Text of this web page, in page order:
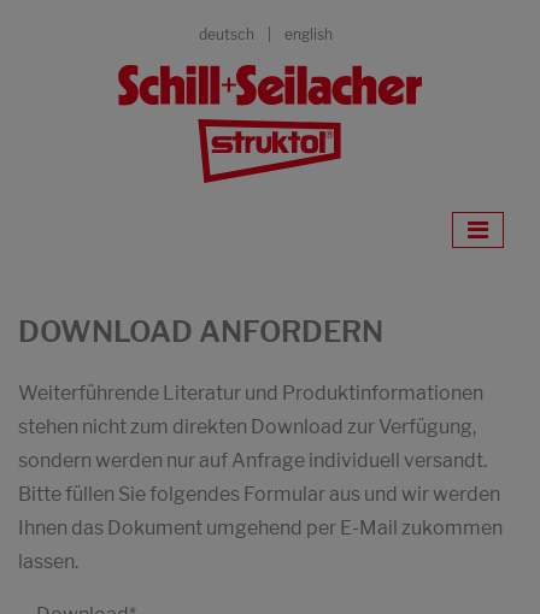
deutsch english
DOWNLOAD ANFORDERN
Weiterführende Literatur und Produktinformationen
stehen nicht zum direkten Download zur Verfügung,
sondern werden nur auf Anfrage individuell versandt.
Bitte füllen Sie folgendes Formular aus und wir werden
Ihnen das Dokument umgehend per E-Mail zukommen
lassen.